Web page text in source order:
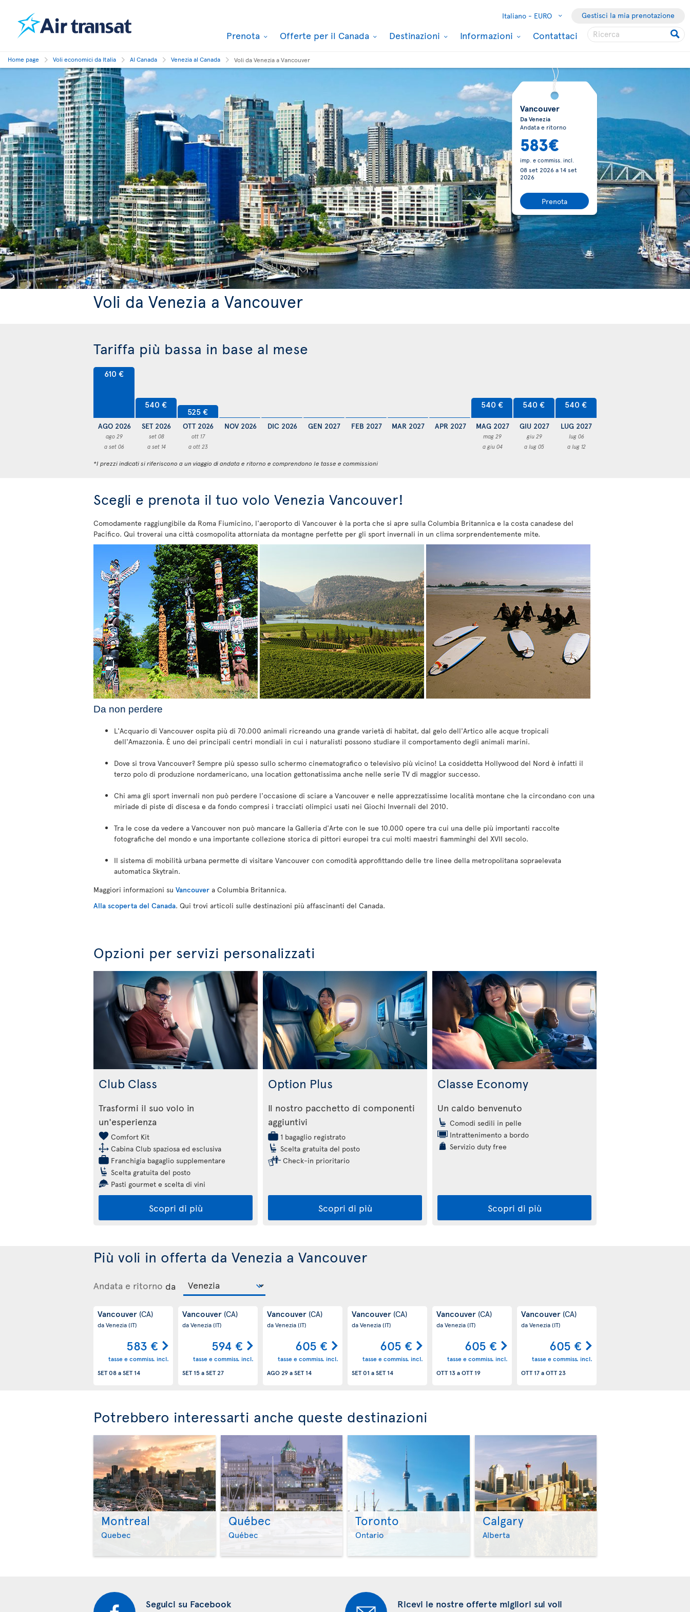
Italiano - EURO Gestisci la mia prenotazione
Prenota Offerte per il Canada Destinazioni Informazioni Contattaci
Home page Voli economici da Italia Al Canada Venezia al Canada Voli da Venezia a Vancouver
Vancouver
Da Venezia
Andata e ritorno
583€
imp. e commiss. incl.
08 set 2026a 14 set
2026
Prenota
Voli da Venezia a Vancouver
Tariffa più bassa in base al mese
610 €
AGO 2026
ago 29
a set 06
540 €
SET 2026
set 08
a set 14
525 €
OTT 2026
ott 17
a ott 23
NOV 2026 DIC 2026 GEN 2027 FEB 2027 MAR 2027 APR 2027
540 €
MAG 2027
mag 29
a giu 04
540 €
GIU 2027
giu 29
a lug 05
540 €
LUG 2027
lug 06
a lug 12
*I prezzi indicati si riferiscono a un viaggio di andata e ritorno e comprendono le tasse e commissioni
Scegli e prenota il tuo volo Venezia Vancouver!
Comodamente raggiungibile da Roma Fiumicino, l'aeroporto di Vancouver è la porta che si apre sulla Columbia Britannica e la costa canadese del
Pacifico. Qui troverai una città cosmopolita attorniata da montagne perfette per gli sport invernali in un clima sorprendentemente mite.
Da non perdere
L'Acquario di Vancouver ospita più di 70.000 animali ricreando una grande varietà di habitat, dal gelo dell'Artico alle acque tropicali
dell'Amazzonia. È uno dei principali centri mondiali in cui i naturalisti possono studiare il comportamento degli animali marini.
Dove si trova Vancouver? Sempre più spesso sullo schermo cinematografico o televisivo più vicino! La cosiddetta Hollywood del Nord è infatti il
terzo polo di produzione nordamericano, una location gettonatissima anche nelle serie TV di maggior successo.
Chi ama gli sport invernali non può perdere l'occasione di sciare a Vancouver e nelle apprezzatissime località montane che la circondano con una
miriade di piste di discesa e da fondo compresi i tracciati olimpici usati nei Giochi Invernali del 2010.
Tra le cose da vedere a Vancouver non può mancare la Galleria d'Arte con le sue 10.000 opere tra cui una delle più importanti raccolte
fotografiche del mondo e una importante collezione storica di pittori europei tra cui molti maestri fiamminghi del XVII secolo.
Il sistema di mobilità urbana permette di visitare Vancouver con comodità approfittando delle tre linee della metropolitana sopraelevata
automatica Skytrain.
Maggiori informazioni su Vancouver a Columbia Britannica.
Alla scoperta del Canada. Qui trovi articoli sulle destinazioni più affascinanti del Canada.
Opzioni per servizi personalizzati
Club Class
Trasformi il suo volo in
un'esperienza
Comfort Kit
Cabina Club spaziosa ed esclusiva
Franchigia bagaglio supplementare
Scelta gratuita del posto
Pasti gourmet e scelta di vini
Scopri di più
Option Plus
Il nostro pacchetto di componenti
aggiuntivi
1 bagaglio registrato
Scelta gratuita del posto
Check-in prioritario
Scopri di più
Classe Economy
Un caldo benvenuto
Comodi sedili in pelle
Intrattenimento a bordo
Servizio duty free
Scopri di più
Più voli in offerta da Venezia a Vancouver
Andata e ritorno da
Vancouver (CA)
da Venezia(IT)
583 €
tasse e commiss. incl.
SET 08aSET 14
Vancouver (CA)
da Venezia(IT)
594 €
tasse e commiss. incl.
SET 15aSET 27
Vancouver (CA)
da Venezia(IT)
605 €
tasse e commiss. incl.
AGO 29aSET 14
Vancouver (CA)
da Venezia(IT)
605 €
tasse e commiss. incl.
SET 01 aSET 14
Vancouver (CA)
da Venezia(IT)
605 €
tasse e commiss. incl.
OTT 13aOTT 19
Vancouver (CA)
da Venezia(IT)
605 €
tasse e commiss. incl.
OTT 17aOTT 23
Potrebbero interessarti anche queste destinazioni
Montreal
Quebec >
Québec
Québec >
Toronto
Ontario >
Calgary
Alberta
Seguici su Facebook Ricevi le nostre offerte migliori sui voli